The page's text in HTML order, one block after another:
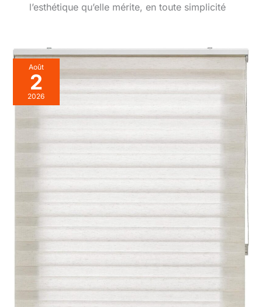
l’esthétique qu’elle mérite, en toute simplicité
Août
2
2026